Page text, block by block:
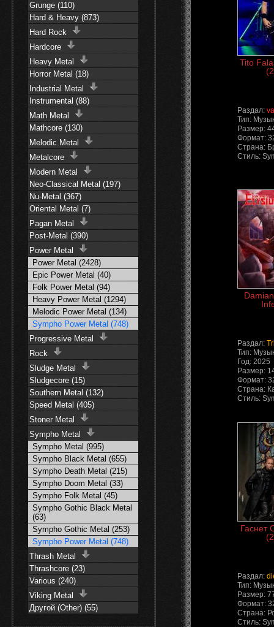
Grunge (110)
Hard & Heavy (873)
Hard Rock
Hardcore
Heavy Metal
Horror Metal (18)
Industrial Metal
Instrumental (88)
Math Metal
Mathcore (130)
Melodic Metal
Metalcore
Modern Metal
Neo-Classical Metal (197)
Nu-Metal (367)
Oriental Metal (7)
Pagan Metal
Post-Metal (390)
Power Metal
Power Metal (2428)
Epic Power Metal (40)
Folk Power Metal (94)
Heavy Power Metal (1294)
Melodic Power Metal (134)
Sympho Power Metal (748)
Progressive Metal
Rock
Sludge Metal
Sludgecore (15)
Southern Metal (132)
Speed Metal (405)
Stoner Metal
Sympho Metal
Sympho Metal (995)
Sympho Black Metal (655)
Sympho Death Metal (215)
Sympho Doom Metal (33)
Sympho Folk Metal (45)
Sympho Gothic Black Metal
(63)
Sympho Gothic Metal (253)
Sympho Power Metal (748)
Thrash Metal
Thrashcore (23)
Various (240)
Viking Metal
Другой (Other) (55)
Tito
Раздал:
Тип:
Размер:
Формат:
Страна:
Стиль:
Раздал:
Тип:
Год: 2025
Размер:
Формат:
Страна:
Стиль:
Гаснет
Раздал:
Тип:
Размер:
Формат:
Страна:
Стиль: